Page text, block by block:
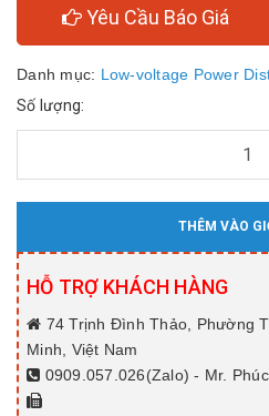
Yêu Cầu Báo Giá
Danh mục: Low-voltage Power
Số lượng:
THÊM VÀO
HỖ TRỢ KHÁCH HÀNG
74 Trịnh Đình Thảo, Phường
Minh, Việt Nam
0909.057.026(Zalo) - Mr. Phúc